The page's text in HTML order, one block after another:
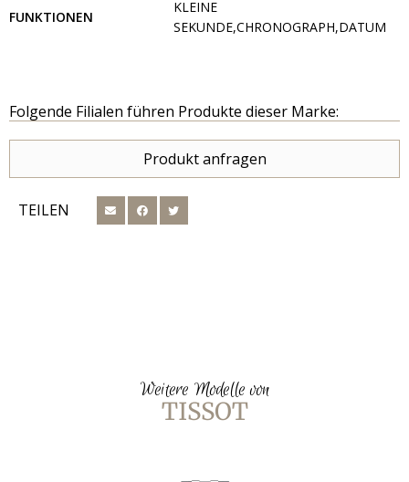
FUNKTIONEN
KLEINE
SEKUNDE,CHRONOGRAPH,DATUM
Folgende Filialen führen Produkte dieser Marke:
Produkt anfragen
TEILEN
Weitere Modelle von
TISSOT